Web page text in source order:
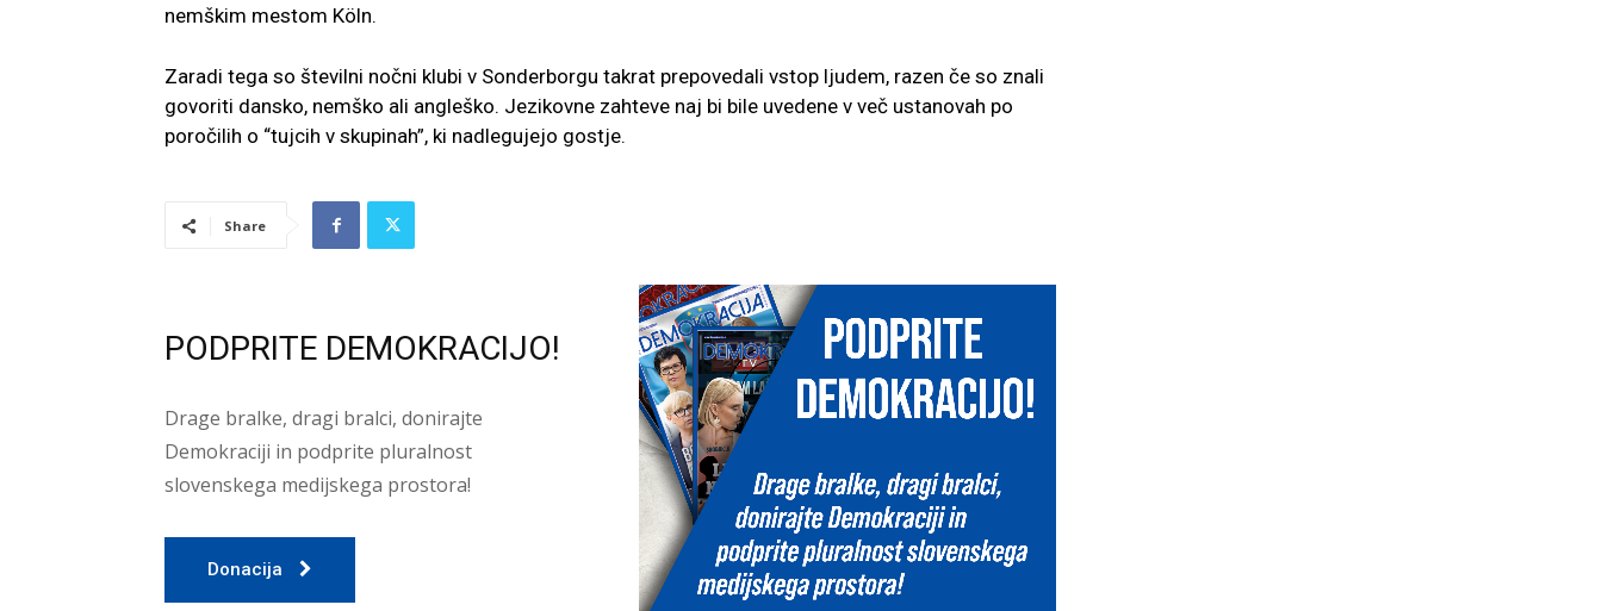
nemškim mestom Köln.
Zaradi tega so številni nočni klubi v Sonderborgu takrat prepovedali vstop ljudem, razen če so znali
govoriti dansko, nemško ali angleško. Jezikovne zahteve naj bi bile uvedene v več ustanovah po
poročilih o “tujcih v skupinah”, ki nadlegujejo gostje.
Share
PODPRITE DEMOKRACIJO!
Drage bralke, dragi bralci, donirajte
Demokraciji in podprite pluralnost
slovenskega medijskega prostora!
Donacija